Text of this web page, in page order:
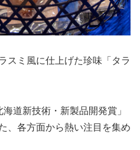
スミ風に仕上げた珍味「タラ
道新技術・新製品開発賞」
、各方面から熱い注目を集め